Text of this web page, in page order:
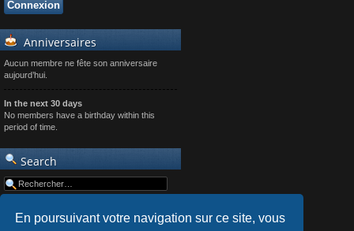
En poursuivant votre navigation sur ce site, vous
Anniversaires
Aucun membre ne fête son anniversaire
aujourd’hui.
In the next 30 days
No members have a birthday within this
period of time.
Search
Advanced search